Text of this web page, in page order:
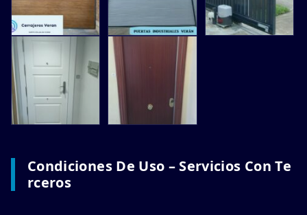
Condiciones De Uso – Servicios Con Te
Rceros